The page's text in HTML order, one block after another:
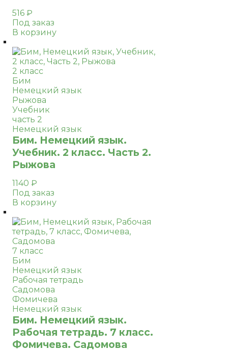
516 ₽
Под заказ
В корзину
2 класс
Бим
Немецкий язык
Рыжова
Учебник
часть 2
Немецкий язык
Бим. Немецкий язык.
Учебник. 2 класс. Часть 2.
Рыжова
1140 ₽
Под заказ
В корзину
7 класс
Бим
Немецкий язык
Рабочая тетрадь
Садомова
Фомичева
Немецкий язык
Бим. Немецкий язык.
Рабочая тетрадь. 7 класс.
Фомичева. Садомова